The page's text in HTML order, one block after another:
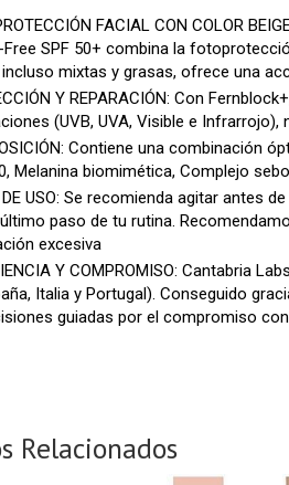
FACIAL CON COLOR
Free SPF 50+ combina la
incluso mixtas y grasas, ofrece una
Y REPARACIÓN: Con
(UVB, UVA, Visible e Infrarrojo),
Contiene una combinación
Melanina biomimética, Complejo
DE USO: Se recomienda agitar antes
paso de tu rutina.
excesiva
Y COMPROMISO: Cantabria
Italia y Portugal). Conseguido
guiadas por el compromiso
Relacionados